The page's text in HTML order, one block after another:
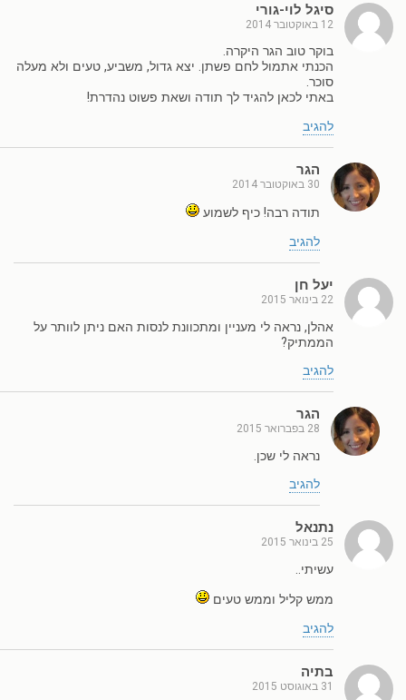
סיגל לוי-גורי
12 באוקטובר 2014
בוקר טוב הגר היקרה.
הכנתי אתמול לחם פשתן. יצא גדול, משביע, טעים ולא מעלה
סוכר.
באתי לכאן להגיד לך תודה ושאת פשוט נהדרת!
להגיב
הגר
30 באוקטובר 2014
תודה רבה! כיף לשמוע
להגיב
יעל חן
22 בינואר 2015
אהלן, נראה לי מעניין ומתכוונת לנסות האם ניתן לוותר על
הממתיק?
להגיב
הגר
28 בפברואר 2015
נראה לי שכן.
להגיב
נתנאל
25 בינואר 2015
עשיתי..
ממש קליל וממש טעים
להגיב
בתיה
31 באוגוסט 2015